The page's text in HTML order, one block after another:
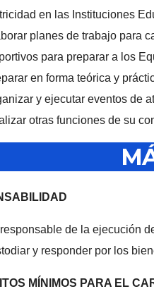
en las Instituciones
planes de trabajo para
para preparar a los
en forma teórica y
y ejecutar eventos de
otras funciones de su
de la ejecución
y responder por los
MÍNIMOS PARA EL